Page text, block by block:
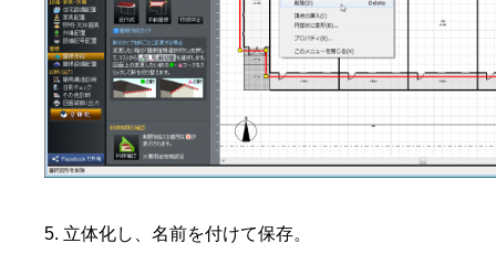
立体化し、名前を付けて保存。